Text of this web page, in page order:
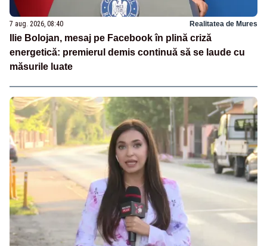
7 aug. 2026, 08:40 Realitatea de Mures
Ilie Bolojan, mesaj pe Facebook în plină criză
energetică: premierul demis continuă să se laude cu
măsurile luate